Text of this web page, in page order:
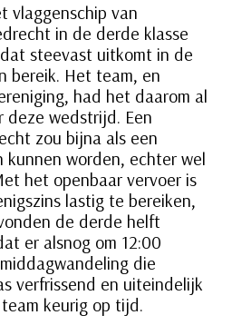
vlaggenschip van
in de derde klasse
steevast uitkomt in de
bereik. Het team, en
had het daarom al
deze wedstrijd. Een
zou bijna als een
worden, echter wel
het openbaar vervoer is
lastig te bereiken,
de derde helft
er alsnog om 12:00
die
verfrissend en uiteindelijk
keurig op tijd.